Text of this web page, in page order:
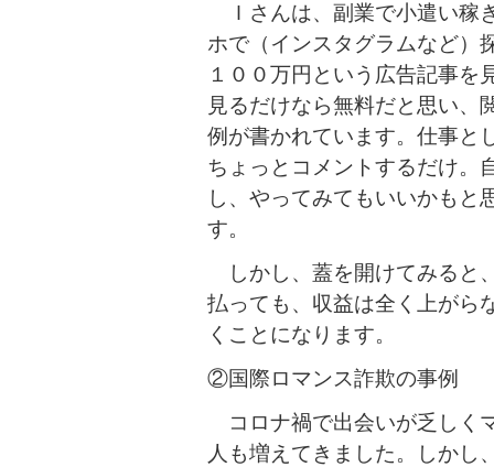
Ｉさんは、副業で小遣い稼
ホで（インスタグラムなど）
１００万円という広告記事を
見るだけなら無料だと思い、
例が書かれています。仕事と
ちょっとコメントするだけ。
し、やってみてもいいかもと
す。
しかし、蓋を開けてみると
払っても、収益は全く上がら
くことになります。
②国際ロマンス詐欺の事例
コロナ禍で出会いが乏しく
人も増えてきました。しかし